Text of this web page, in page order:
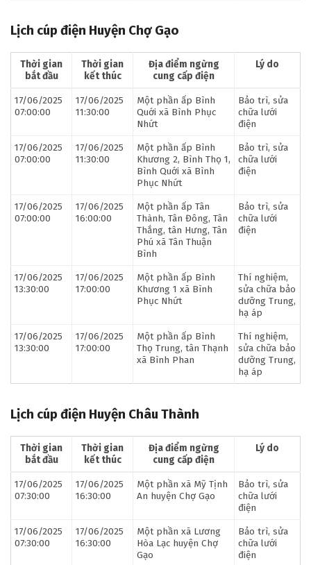
Lịch cúp điện Huyện Chợ Gạo
Thời gian
bắt đầu
Thời gian
kết thúc
Địa điểm ngừng
cung cấp điện
Lý do
17/06/2025
07:00:00
17/06/2025
11:30:00
Một phần ấp Bình
Quới xã Bình Phục
Nhứt
Bảo trì, sửa
chữa lưới
điện
17/06/2025
07:00:00
17/06/2025
11:30:00
Một phần ấp Bình
Khương 2, Bình Thọ 1,
Bình Quới xã Bình
Phục Nhứt
Bảo trì, sửa
chữa lưới
điện
17/06/2025
07:00:00
17/06/2025
16:00:00
Một phần ấp Tân
Thành, Tân Đông, Tân
Thắng, tân Hưng, Tân
Phú xã Tân Thuận
Bình
Bảo trì, sửa
chữa lưới
điện
17/06/2025
13:30:00
17/06/2025
17:00:00
Một phần ấp Bình
Khương 1 xã Bình
Phục Nhứt
Thí nghiệm,
sửa chữa bảo
dưỡng Trung,
hạ áp
17/06/2025
13:30:00
17/06/2025
17:00:00
Một phần ấp Bình
Thọ Trung, tân Thạnh
xã Bình Phan
Thí nghiệm,
sửa chữa bảo
dưỡng Trung,
hạ áp
Lịch cúp điện Huyện Châu Thành
Thời gian
bắt đầu
Thời gian
kết thúc
Địa điểm ngừng
cung cấp điện
Lý do
17/06/2025
07:30:00
17/06/2025
16:30:00
Một phần xã Mỹ Tịnh
An huyện Chợ Gạo
Bảo trì, sửa
chữa lưới
điện
17/06/2025
07:30:00
17/06/2025
16:30:00
Một phần xã Lương
Hòa Lạc huyện Chợ
Gạo
Bảo trì, sửa
chữa lưới
điện